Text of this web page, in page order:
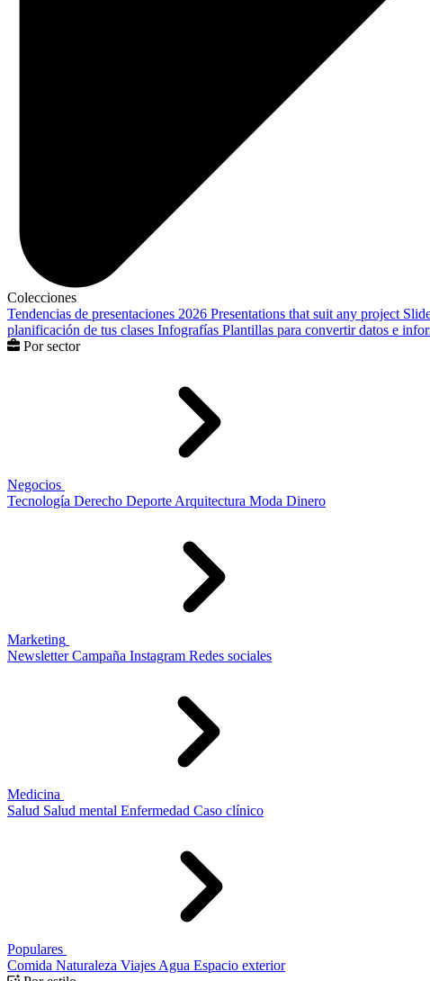
Colecciones
Tendencias de presentaciones 2026 Presentations that suit any project
planificación de tus clases Infografías Plantillas para convertir datos e
Por sector
Negocios
Tecnología Derecho Deporte Arquitectura Moda Dinero
Marketing
Newsletter Campaña Instagram Redes sociales
Medicina
Salud Salud mental Enfermedad Caso clínico
Populares
Comida Naturaleza Viajes Agua Espacio exterior